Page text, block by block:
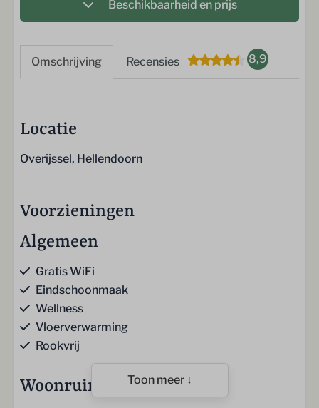
Beschikbaarheid en prijs
Omschrijving Recensies 8,9
Locatie
Overijssel, Hellendoorn
Voorzieningen
Algemeen
Gratis WiFi
Eindschoonmaak
Wellness
Vloerverwarming
Rookvrij
Woonruimte Toon meer ↓